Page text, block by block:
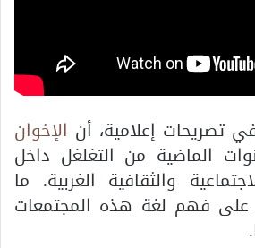
تصريحات إعلامية، أن الإخوان
الماضية من التغلغل داخل
والثقافية الغربية. ما
على فهم لغة هذه المجتمعات